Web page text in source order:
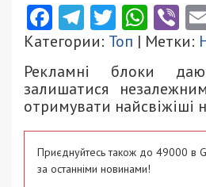
Facebook
Telegram
Twitter
Категории: Топ | Метки:
Рекламні блоки
залишатися
отримувати найсвіжіші
Приєднуйтесь також до 49000 в
за останніми новинами!